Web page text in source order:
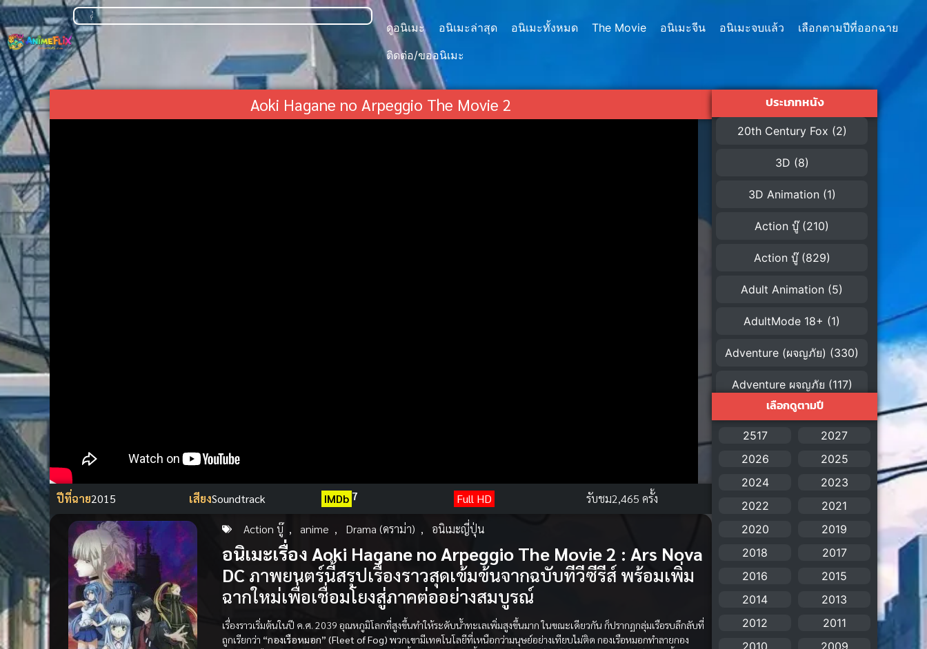
ดูอนิเมะ อนิเมะล่าสุด อนิเมะทั้งหมด The Movie อนิเมะจีน อนิเมะจบแล้ว
เลือกตามปีที่ออกฉาย
ติดต่อ/ขออนิเมะ
Aoki Hagane no Arpeggio The Movie 2
ปีที่ฉาย2015 เสียงSoundtrack IMDb 7 Full HD รับชม2,465 ครั้ง
Action บู๊ , anime , Drama (ดราม่า) , อนิเมะญี่ปุ่น
อนิเมะเรื่อง Aoki Hagane no Arpeggio The Movie 2 : Ars Nova
DC ภาพยนตร์นี้สรุปเรื่องราวสุดเข้มข้นจากฉบับทีวีซีรีส์ พร้อมเพิ่ม
ฉากใหม่เพื่อเชื่อมโยงสู่ภาคต่ออย่างสมบูรณ์
เรื่องราวเริ่มต้นในปี ค.ศ. 2039 อุณหภูมิโลกที่สูงขึ้นทำให้ระดับน้ำทะเลเพิ่มสูงขึ้นมาก ในขณะเดียวกัน ก็ปรากฏกลุ่มเรือรบลึกลับที่
ถูกเรียกว่า “กองเรือหมอก” (Fleet of Fog) พวกเขามีเทคโนโลยีที่เหนือกว่ามนุษย์อย่างเทียบไม่ติด กองเรือหมอกทำลายกอง
ประเภทหนัง
20th Century Fox (2)
3D (8)
3D Animation (1)
Action บู๊(210)
Action บู๊(829)
Adult Animation (5)
AdultMode 18+ (1)
Adventure (ผจญภัย) (330)
Adventure ผจญภัย (117)
(1)
American (4)
Anal (ประตูหลัง) (11)
Animation การ์ตูน(88)
Animation อนิเมะ(72)
เลือกดูตามปี
2517
2027
2026
2025
2024
2023
2022
2021
2020
2019
2018
2017
2016
2015
2014
2013
2012
2011
2010
2009